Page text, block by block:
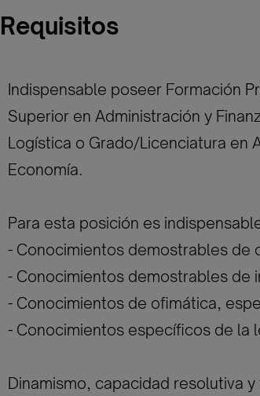
Requisitos
Indispensable poseer Formación
Superior en Administración y
Logística o Grado/Licenciatura en
Economía.
Para esta posición es
- Conocimientos demostrables de
- Conocimientos demostrables de
- Conocimientos de ofimática,
- Conocimientos específicos de la
Dinamismo, capacidad resolutiva